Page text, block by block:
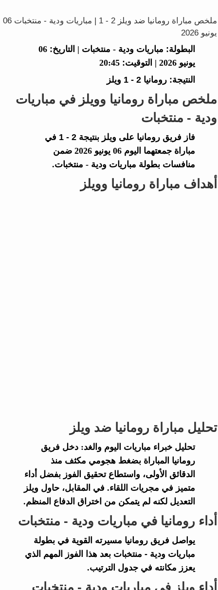
ملخص مباراة رومانيا ضد ويلز 2 - 1 | مباريات ودية - منتخبات 06
يونيو 2026
البطولة: مباريات ودية - منتخبات | التاريخ: 06
يونيو 2026 |
التوقيت: 20:45
النتيجة: رومانيا2 - 1 ويلز
ملخص مباراة رومانيا وويلز في مباريات
ودية - منتخبات
فاز فريقرومانيا على ويلز بنتيجة2 - 1
في
مباراة جمعتهما اليوم 06 يونيو 2026 ضمن
منافسات بطولة مباريات ودية - منتخبات.
أهداف مباراة رومانيا وويلز
تحليل مباراة رومانيا ضد ويلز
تحليل خبراء مباريات اليوم والغد: دخل فريق
رومانيا المباراة بضغط هجومي مكثف منذ
الدقائق الأولى، واستطاع تحقيق الفوز بفضل أداء
متميز في مجريات اللقاء. في المقابل، حاول ويلز
التعديل لكنه لم يتمكن من اختراق الدفاع المنظم.
أداء رومانيا في مباريات ودية - منتخبات
يواصل فريقرومانيا مسيرته القوية في بطولة
مباريات ودية - منتخبات بعد هذا الفوز المهم الذي
يعزز مكانته في جدول الترتيب.
أداء ويلز في مباريات ودية - منتخبات